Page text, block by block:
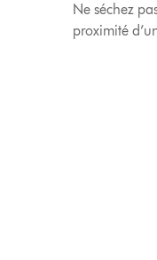
Ne séchez
proximité